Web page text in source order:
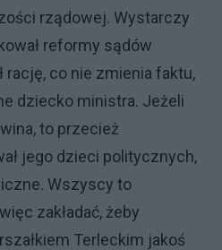
rządowej. Wystarczy
reformy sądów
rację, co nie zmienia faktu,
dziecko ministra. Jeżeli
to przecież
jego dzieci politycznych,
Wszyscy to
zakładać, żeby
Terleckim jakoś